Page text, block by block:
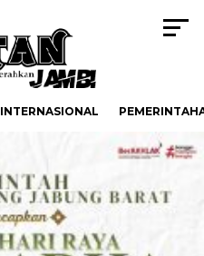
INTERNASIONAL